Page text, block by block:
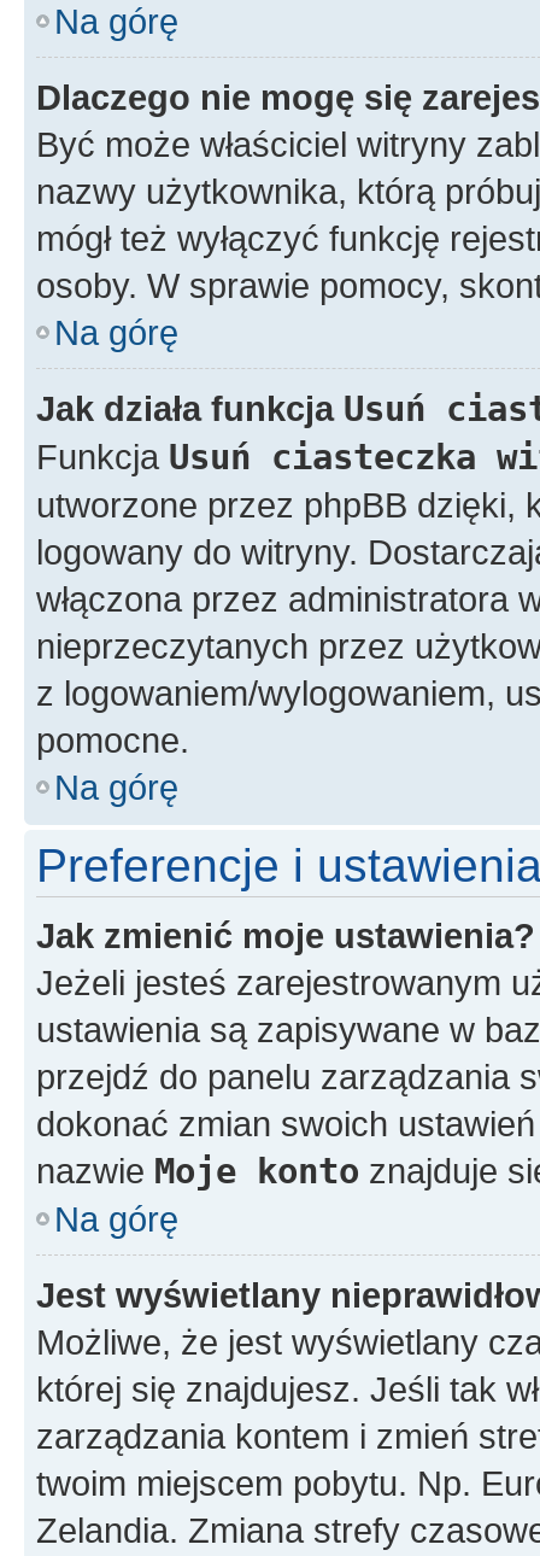
Na górę
Dlaczego nie mogę się
Być może właściciel witryny
nazwy użytkownika, którą
mógł też wyłączyć funkcję
osoby. W sprawie pomocy,
Na górę
Jak działa funkcja Usuń
Funkcja Usuń ciasteczka
utworzone przez phpBB dzięki,
logowany do witryny.
włączona przez administratora
nieprzeczytanych przez
z logowaniem/wylogowaniem,
pomocne.
Na górę
Preferencje i
Jak zmienić moje ustawienia?
Jeżeli jesteś zarejestrowanym
ustawienia są zapisywane w
przejdź do panelu zarządzania
dokonać zmian swoich
nazwie Moje konto znajduje
Na górę
Jest wyświetlany
Możliwe, że jest wyświetlany
której się znajdujesz. Jeśli tak
zarządzania kontem i zmień
twoim miejscem pobytu. Np.
Zelandia. Zmiana strefy